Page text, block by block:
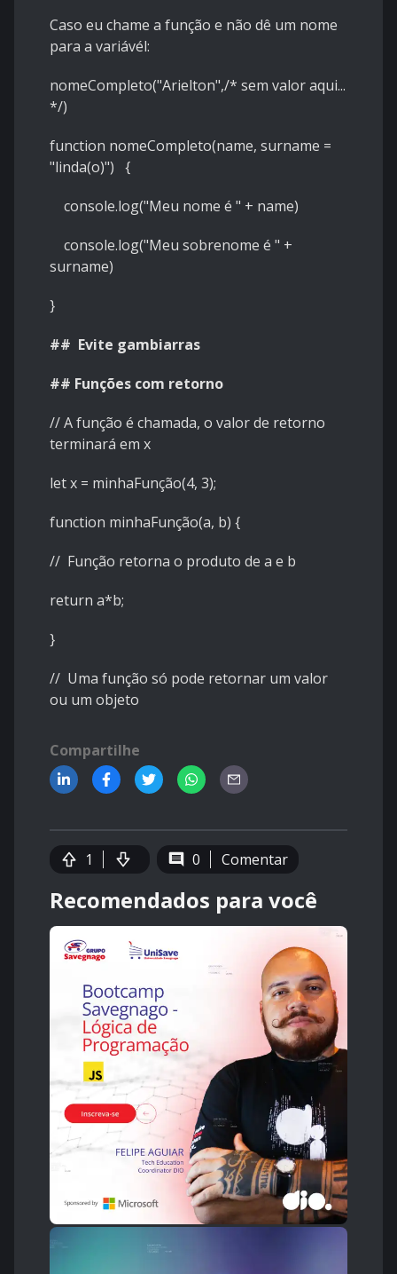
Caso eu chame a função e não dê um nome
para a variávél:
nomeCompleto("Arielton",/* sem valor aqui...
*/)
function nomeCompleto(name, surname =
"linda(o)") {
console.log("Meu nome é " + name)
console.log("Meu sobrenome é " +
surname)
}
## Evite gambiarras
## Funções com retorno
// A função é chamada, o valor de retorno
terminará em x
let x = minhaFunção(4, 3);
function minhaFunção(a, b) {
// Função retorna o produto de a e b
return a*b;
}
// Uma função só pode retornar um valor
ou um objeto
Compartilhe
1 0 Comentar
Recomendados para você